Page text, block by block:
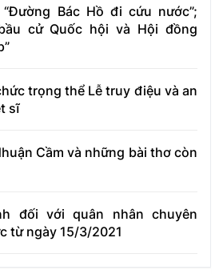
Bác Hồ đi cứu nước”;
cử Quốc hội và Hội đồng
trọng thể Lễ truy điệu và an
sĩ
Cầm và những bài thơ còn
đối với quân nhân chuyên
từ ngày 15/3/2021